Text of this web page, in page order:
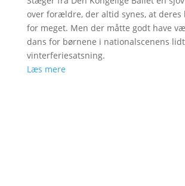
over forældre, der altid synes, at
for meget. Men der måtte godt have
dans for børnene i nationalscenens
vinterferiesatsning.
Læs mere